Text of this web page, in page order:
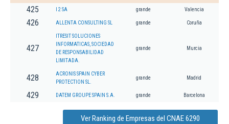
425 I 2 SA grande Valencia
426 ALLENTA CONSULTING SL grande Coruña
427
ITRESIT SOLUCIONES
INFORMATICAS, SOCIEDAD
DE RESPONSABILIDAD
LIMITADA.
grande Murcia
428
ACRONIS SPAIN CYBER
PROTECTION SL.
grande Madrid
429 DATEM GROUPE SPAIN S.A. grande Barcelona
Ver Ranking de Empresas del CNAE 6290